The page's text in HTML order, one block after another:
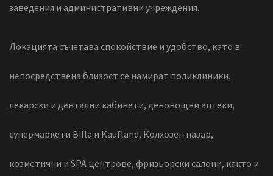
заведения и административни учреждения.
Локацията съчетава спокойствие и удобство, като в
непосредствена близост се намират поликлиники,
лекарски и дентални кабинети, денонощни аптеки,
супермаркети Billa и Kaufland, Колхозен пазар,
козметични и SPA центрове, фризьорски салони, както и